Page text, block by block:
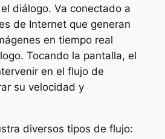
diálogo. Va conectado a
de Internet que generan
en tiempo real
Tocando la pantalla, el
en el flujo de
su velocidad y
diversos tipos de flujo: